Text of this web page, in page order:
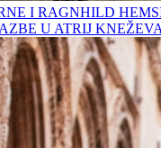
I RAGNHILD
U ATRIJ